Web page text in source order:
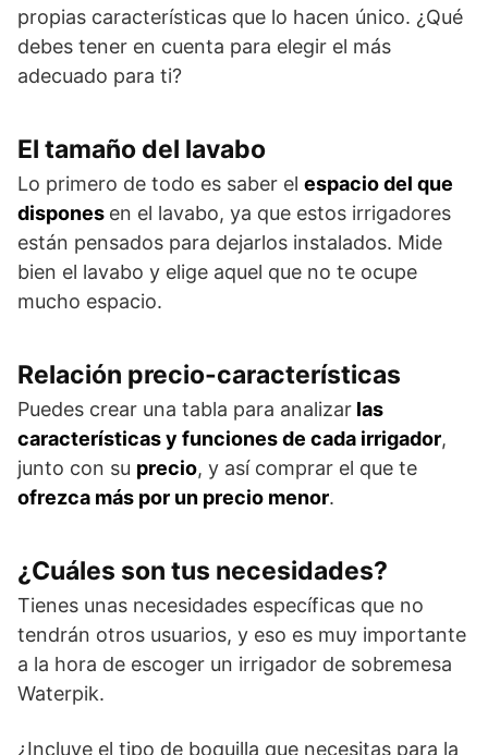
propias características que lo hacen único. ¿Qué
debes tener en cuenta para elegir el más
adecuado para ti?
El tamaño del lavabo
Lo primero de todo es saber el espacio del que
dispones en el lavabo, ya que estos irrigadores
están pensados para dejarlos instalados. Mide
bien el lavabo y elige aquel que no te ocupe
mucho espacio.
Relación precio-características
Puedes crear una tabla para analizar las
características y funciones de cada irrigador,
junto con su precio, y así comprar el que te
ofrezca más por un precio menor.
¿Cuáles son tus necesidades?
Tienes unas necesidades específicas que no
tendrán otros usuarios, y eso es muy importante
a la hora de escoger un irrigador de sobremesa
Waterpik.
¿Incluye el tipo de boquilla que necesitas para la